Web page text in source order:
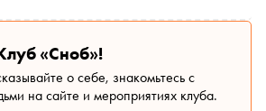
лошадей для Президентского
саранский «Флакон», как отличить
мордовских народов, —
«Сноб»!
о себе, знакомьтесь с
на сайте и мероприятиях клуба.